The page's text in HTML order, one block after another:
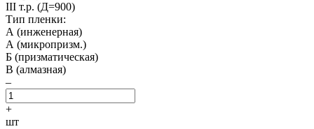
III т.р. (Д=900)
Тип пленки:
А (инженерная)
А (микропризм.)
Б (призматическая)
В (алмазная)
–
+
шт